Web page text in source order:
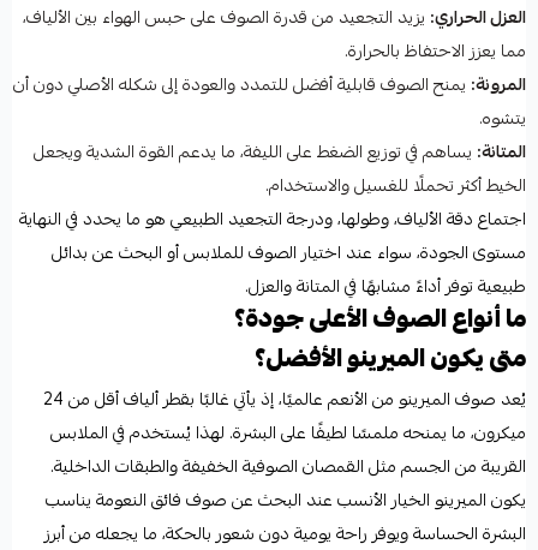
العزل الحراري: يزيد التجعيد من قدرة الصوف على حبس الهواء بين الألياف،
مما يعزز الاحتفاظ بالحرارة.
المرونة: يمنح الصوف قابلية أفضل للتمدد والعودة إلى شكله الأصلي دون أن
يتشوه.
المتانة: يساهم في توزيع الضغط على الليفة، ما يدعم القوة الشدية ويجعل
الخيط أكثر تحملًا للغسيل والاستخدام.
اجتماع دقة الألياف، وطولها، ودرجة التجعيد الطبيعي هو ما يحدد في النهاية
مستوى الجودة، سواء عند اختيار الصوف للملابس أو البحث عن بدائل
طبيعية توفر أداءً مشابهًا في المتانة والعزل.
ما أنواع الصوف الأعلى جودة؟
متى يكون الميرينو الأفضل؟
يُعد صوف الميرينو من الأنعم عالميًا، إذ يأتي غالبًا بقطر ألياف أقل من 24
ميكرون، ما يمنحه ملمسًا لطيفًا على البشرة. لهذا يُستخدم في الملابس
القريبة من الجسم مثل القمصان الصوفية الخفيفة والطبقات الداخلية.
يكون الميرينو الخيار الأنسب عند البحث عن صوف فائق النعومة يناسب
البشرة الحساسة ويوفر راحة يومية دون شعور بالحكة، ما يجعله من أبرز